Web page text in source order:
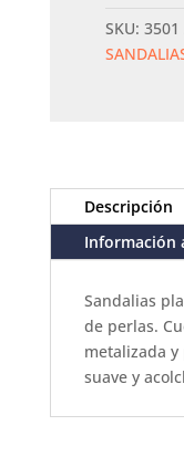
cantidad
SKU: 3501
Descripción
Información
Sandalias
de perlas.
metalizada
suave y